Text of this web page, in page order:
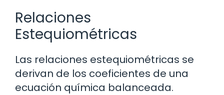
Relaciones
Estequiométricas
Las relaciones estequiométricas se
derivan de los coeficientes de una
ecuación química balanceada.